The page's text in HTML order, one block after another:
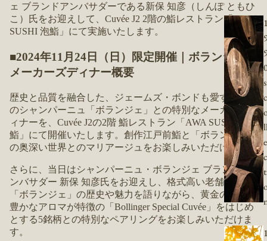
s
c
e
c
ェ ブランドアンバサダーである新保 知彦（しんぽ ともひ
こ）氏をお迎えして、Cuvée J2 2階の鮨レストラン「AWA
SUSHI 泡鮨」にて実施いたします。
■2024年11月24日（日）限定開催｜ボランジェ
メーカーズディナー概要
歴史と品質を融合した、ジェームズ・ボンドも愛する究極
のシャンパーニュ「ボランジェ」との特別なメーカーズデ
ィナーを、Cuvée J2の2階 鮨レストラン「AWA SUSHI 泡
鮨」にて開催いたします。創作江戸前鮨と「ボランジェ」
の奥深い世界とのマリアージュをお楽しみいただけます。
さらに、当日はシャンパーニュ・ボランジェ ブランドア
ンバサダー 新保 知彦氏をお迎えし、格式高い老舗メゾン
「ボランジェ」の歴史や魅力を語りながら、黄金の輝きと
豊かなアロマが特徴の「Bollinger Special Cuvée」をはじめ
とする5銘柄との特別なペアリングをお楽しみいただけま
す。